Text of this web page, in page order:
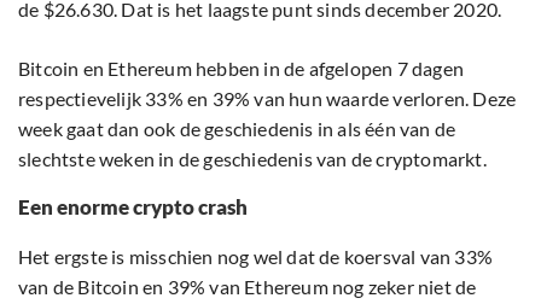
de $26.630. Dat is het laagste punt sinds december 2020.
Bitcoin en Ethereum hebben in de afgelopen 7 dagen
respectievelijk 33% en 39% van hun waarde verloren. Deze
week gaat dan ook de geschiedenis in als één van de
slechtste weken in de geschiedenis van de cryptomarkt.
Een enorme crypto crash
Het ergste is misschien nog wel dat de koersval van 33%
van de Bitcoin en 39% van Ethereum nog zeker niet de